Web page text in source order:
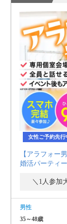
女性ご予約先行
【アラフォー
婚活パーティー
＼1人参加
男性
35～48歳